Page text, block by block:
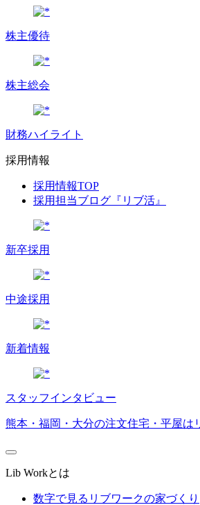
株主優待
株主総会
財務ハイライト
採用情報
採用情報TOP
採用担当ブログ『リブ活』
新卒採用
中途採用
新着情報
スタッフインタビュー
熊本・福岡・大分の注文住宅・平屋は
Lib Workとは
数字で見るリブワークの家づくり